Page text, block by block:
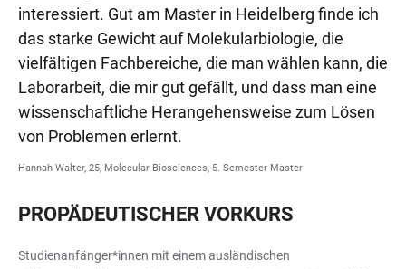
interessiert. Gut am Master in Heidelberg finde ich
das starke Gewicht auf Molekularbiologie, die
vielfältigen Fachbereiche, die man wählen kann, die
Laborarbeit, die mir gut gefällt, und dass man eine
wissenschaftliche Herangehensweise zum Lösen
von Problemen erlernt.
Hannah Walter, 25, Molecular Biosciences, 5. Semester Master
PROPÄDEUTISCHER VORKURS
Studienanfänger*innen mit einem ausländischen